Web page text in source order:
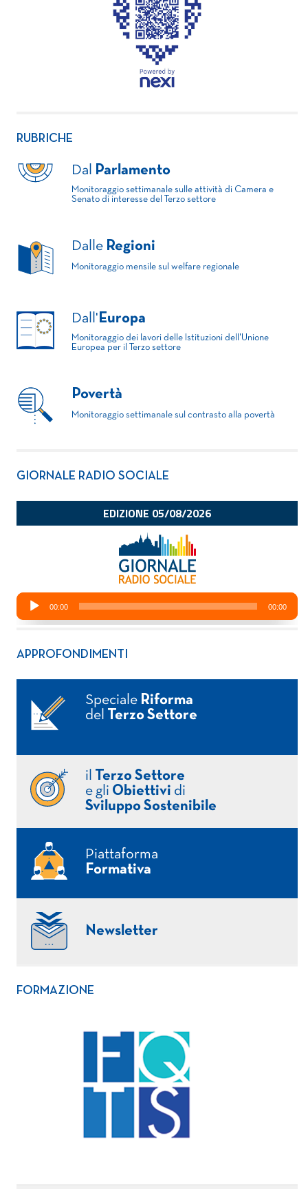
RUBRICHE
Dal Parlamento
Monitoraggio settimanale sulle attività di Camera e
Senato di interesse del Terzo settore
Dalle Regioni
Monitoraggio mensile sul welfare regionale
Dall' Europa
Monitoraggio dei lavori delle Istituzioni dell'Unione
Europea per il Terzo settore
Povertà
Monitoraggio settimanale sul contrasto alla povertà
GIORNALE RADIO SOCIALE
APPROFONDIMENTI
Speciale Riforma
del
Terzo Settore
il
Terzo Settore
e gli Obiettivi di
Sviluppo Sostenibile
Piattaforma
Formativa
Newsletter
FORMAZIONE